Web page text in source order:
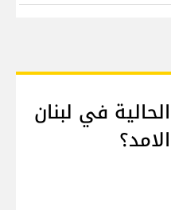
في لبنان